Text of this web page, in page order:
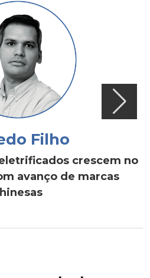
Filho
crescem no
avanço de marcas